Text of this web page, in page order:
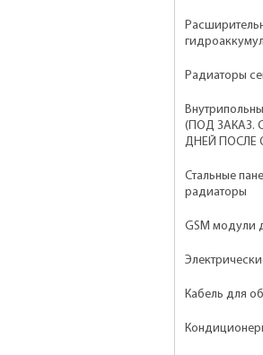
Радиаторы
(ПОД ЗАКАЗ.
ДНЕЙ ПОСЛЕ
Стальные
радиаторы
GSM модули
Кабель для